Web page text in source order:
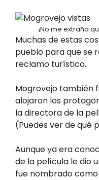
¡No me extraña
Muchas de estas
pueblo para que se
reclamo turístico.
Mogrovejo también
alojaron los
la directora de la
(Puedes ver de qué
Aunque ya era
de la película le dio
fue nombrado como